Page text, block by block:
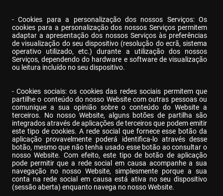
- Cookies para a personalização dos nossos Serviços: Os
cookies para a personalização dos nossos Serviços permitem
adaptar a apresentação dos nossos Serviços às preferências
de visualização do seu dispositivo (resolução do ecrã, sistema
operativo utilizado, etc.) durante a utilização dos nossos
Serviços, dependendo do hardware e software de visualização
ou leitura incluído no seu dispositivo.
- Cookies sociais: os cookies das redes sociais permitem que
partilhe o conteúdo do nosso Website com outras pessoas ou
comunique a sua opinião sobre o conteúdo do Website a
terceiros. No nosso Website, alguns botões de partilha são
integrados através de aplicações de terceiros que podem emitir
este tipo de cookies. A rede social que fornece esse botão da
aplicação provavelmente poderá identifica-lo através desse
botão, mesmo que não tenha usado esse botão ao consultar o
nosso Website. Com efeito, este tipo de botão de aplicação
pode permitir que a rede social em causa acompanhe a sua
navegação no nosso Website, simplesmente porque a sua
conta na rede social em causa está ativa no seu dispositivo
(sessão aberta) enquanto navega no nosso Website.